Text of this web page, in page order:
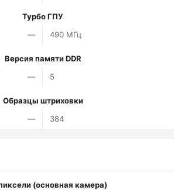
Турбо ГПУ
—
490 МГц
Версия памяти DDR
—
5
Образцы штриховки
—
384
(основная камера)